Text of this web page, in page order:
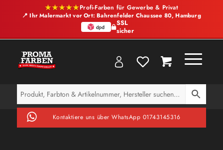
★★★★★Profi-Farben für Gewerbe & Privat
📍 Ihr Malermarkt vor Ort: Bahrenfelder Chaussee 80, Hamburg
SSL
sicher
Kontaktiere uns über WhatsApp 01743145316